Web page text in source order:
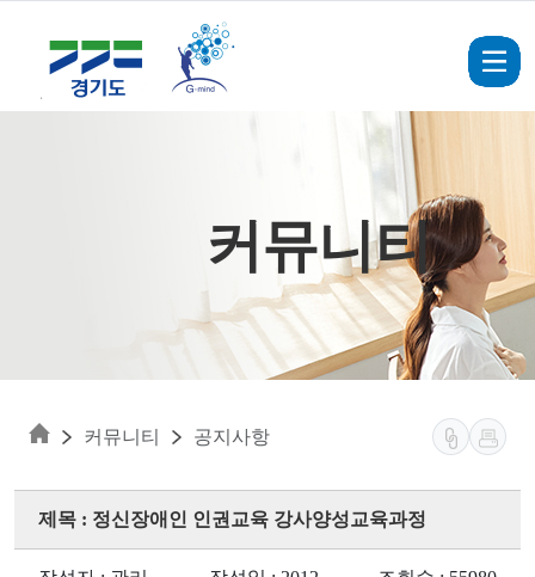
커뮤니티
커뮤니티 공지사항
제목 : 정신장애인 인권교육 강사양성교육과정